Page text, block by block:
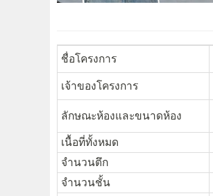
ชื่อโครงการ
เจ้าของโครงการ
ลักษณะห้องและขนาดห้อง
เนื้อที่ทั้งหมด
จำนวนตึก
จำนวนชั้น